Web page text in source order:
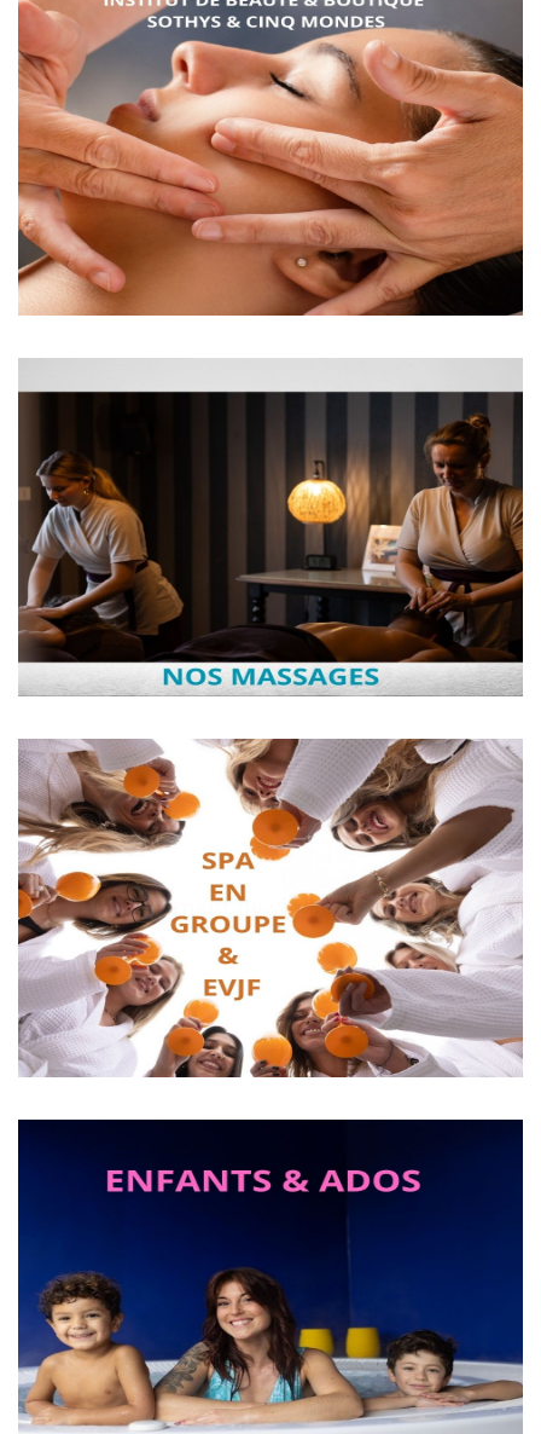
Institut de beauté
Massages
Enterrement de vie de jeune fille
Soins & spa pour enfants